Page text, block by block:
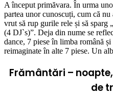
A început primăvara. În urma
partea unor cunoscuți, cum că
vrut să rup gurile rele și să sparg „
(4 DJ`s)”. Deja din nume se
dance, 7 piese în limba română
reimaginate în alte 7 piese. Un
Frământări –
de